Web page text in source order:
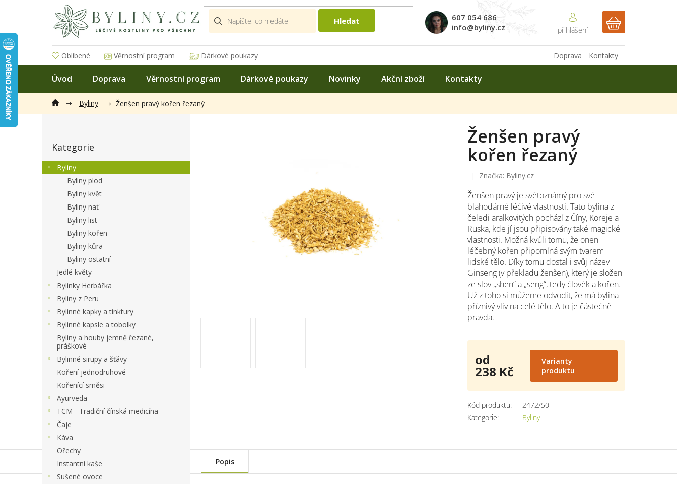
Hledat
607 054 686
info@byliny.cz
NÁKUPNÍ
Oblíbené Věrnostní program Dárkové poukazy Kontakty
Doprava
Úvod Doprava Věrnostní program Dárkové poukazy Novinky Akční zboží Kontakty
Byliny Ženšen pravý kořen řezaný
r
a
kategorie
Kategorie
Byliny
Byliny plod
Byliny květ
Byliny nať
Byliny list
Byliny kořen
Byliny kůra
Byliny ostatní
Jedlé květy
Bylinky Herbářka
Byliny z Peru
Bylinné kapky a tinktury
Bylinné kapsle a tobolky
Byliny a houby jemně řezané,
práškové
Bylinné sirupy a šťávy
Koření jednodruhové
Kořenící směsi
Ayurveda
TCM - Tradiční čínská medicína
Čaje
Káva
Ořechy
Instantní kaše
Sušené ovoce
Ženšen pravý je světoznámý pro své
blahodárné léčivé vlastnosti. Tato bylina z
čeledi aralkovitých pochází z Číny, Koreje a
Ruska, kde jí jsou připisovány také magické
vlastnosti. Možná kvůli tomu, že onen
léčebný kořen připomíná svým tvarem
lidské tělo. Díky tomu dostal i svůj název
Ginseng (v překladu ženšen), který je složen
ze slov „shen“ a „seng“, tedy člověk a kořen.
Už z toho si můžeme odvodit, že má bylina
příznivý vliv na celé tělo. A to je částečně
pravda.
Ženšen pravý
kořen řezaný
Značka: Byliny.cz
Kód produktu:
2472/50
Kategorie: Byliny
od
238 Kč
cena:
Varianty
produktu
Popis